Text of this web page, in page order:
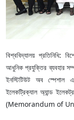
বিশ্ববিদ্যালয় প্রতিনিধি:
আধুনিক প্রযুক্তির ব্যবহার
ইনস্টিটিউট অব স্পেশাল
ইলেকট্রিক্যাল অ্যান্ড
(Memorandum of